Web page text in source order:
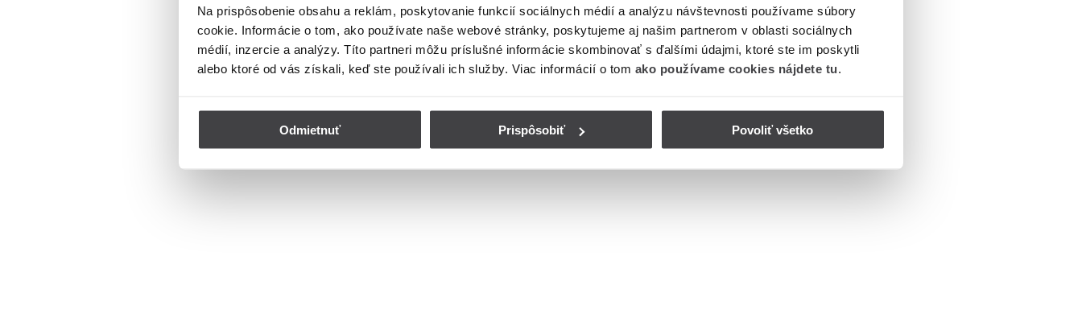
Na prispôsobenie obsahu a reklám, poskytovanie funkcií sociálnych médií a analýzu návštevnosti používame súbory
cookie. Informácie o tom, ako používate naše webové stránky, poskytujeme aj našim partnerom v oblasti sociálnych
médií, inzercie a analýzy. Títo partneri môžu príslušné informácie skombinovať s ďalšími údajmi, ktoré ste im poskytli
alebo ktoré od vás získali, keď ste používali ich služby. Viac informácií o tom ako používame cookies nájdete tu.
Odmietnuť Prispôsobiť Povoliť všetko